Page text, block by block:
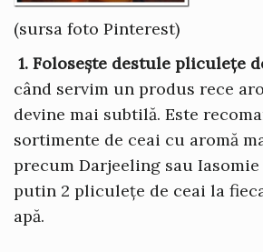
(sursa foto Pinterest)
1. Folosește destule pliculețe
când servim un produs rece
devine mai subtilă. Este
sortimente de ceai cu aromă
precum Darjeeling sau
putin 2 pliculețe de ceai la
apă.